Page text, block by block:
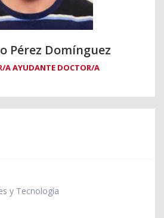
Pérez Domínguez
A AYUDANTE DOCTOR/A
y Tecnología